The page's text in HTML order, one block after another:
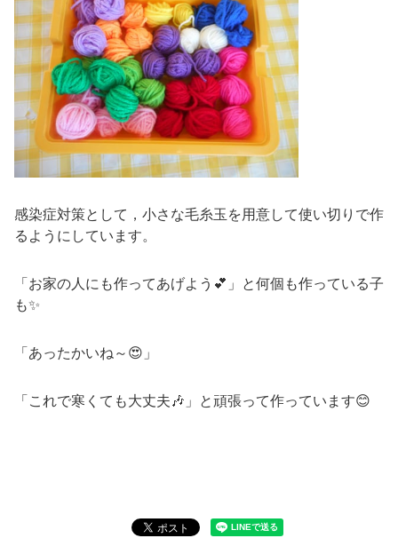
感染症対策として，小さな毛糸玉を用意して使い切りで作
るようにしています。
「お家の人にも作ってあげよう💕」と何個も作っている子
も✨
「あったかいね～😍」
「これで寒くても大丈夫🎶」と頑張って作っています😊